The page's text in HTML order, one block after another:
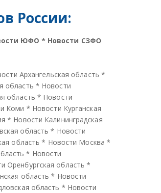
России:
ЮФО * Новости СЗФО
Архангельская область *
область * Новости
область * Новости
Коми * Новости Курганская
* Новости Калининградская
область * Новости
область * Новости Москва *
* Новости
Оренбургская область *
область * Новости
область * Новости